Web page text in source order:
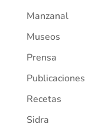
Manzanal
Museos
Prensa
Publicaciones
Recetas
Sidra